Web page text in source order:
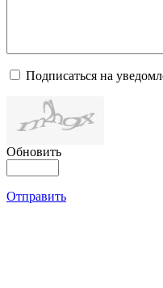
Подписаться на
Обновить
Отправить